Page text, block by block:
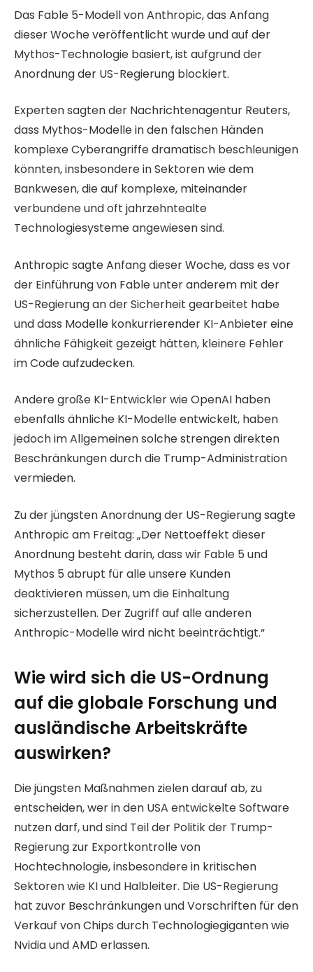
Das Fable 5-Modell von Anthropic, das Anfang
dieser Woche veröffentlicht wurde und auf der
Mythos-Technologie basiert, ist aufgrund der
Anordnung der US-Regierung blockiert.
Experten sagten der Nachrichtenagentur Reuters,
dass Mythos-Modelle in den falschen Händen
komplexe Cyberangriffe dramatisch beschleunigen
könnten, insbesondere in Sektoren wie dem
Bankwesen, die auf komplexe, miteinander
verbundene und oft jahrzehntealte
Technologiesysteme angewiesen sind.
Anthropic sagte Anfang dieser Woche, dass es vor
der Einführung von Fable unter anderem mit der
US-Regierung an der Sicherheit gearbeitet habe
und dass Modelle konkurrierender KI-Anbieter eine
ähnliche Fähigkeit gezeigt hätten, kleinere Fehler
im Code aufzudecken.
Andere große KI-Entwickler wie OpenAI haben
ebenfalls ähnliche KI-Modelle entwickelt, haben
jedoch im Allgemeinen solche strengen direkten
Beschränkungen durch die Trump-Administration
vermieden.
Zu der jüngsten Anordnung der US-Regierung sagte
Anthropic am Freitag: „Der Nettoeffekt dieser
Anordnung besteht darin, dass wir Fable 5 und
Mythos 5 abrupt für alle unsere Kunden
deaktivieren müssen, um die Einhaltung
sicherzustellen. Der Zugriff auf alle anderen
Anthropic-Modelle wird nicht beeinträchtigt.“
Wie wird sich die US-Ordnung
auf die globale Forschung und
ausländische Arbeitskräfte
auswirken?
Die jüngsten Maßnahmen zielen darauf ab, zu
entscheiden, wer in den USA entwickelte Software
nutzen darf, und sind Teil der Politik der Trump-
Regierung zur Exportkontrolle von
Hochtechnologie, insbesondere in kritischen
Sektoren wie KI und Halbleiter. Die US-Regierung
hat zuvor Beschränkungen und Vorschriften für den
Verkauf von Chips durch Technologiegiganten wie
Nvidia und AMD erlassen.